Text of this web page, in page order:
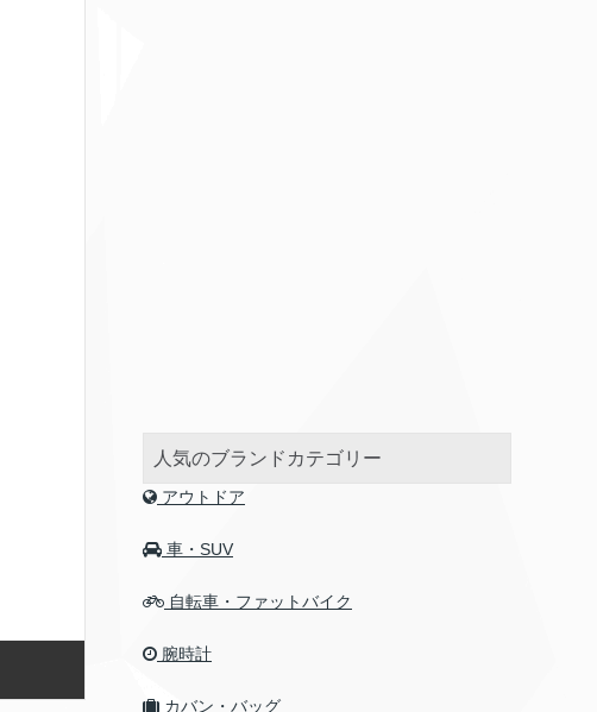
人気のブランドカテゴリー
アウトドア
車・SUV
自転車・ファットバイク
腕時計
カバン・バッグ